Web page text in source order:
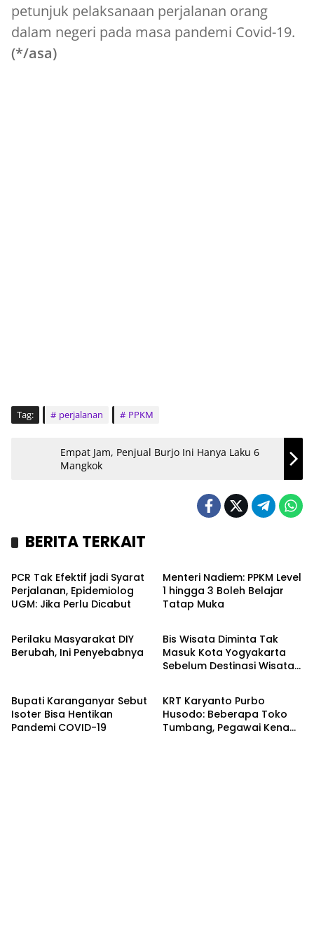
petunjuk pelaksanaan perjalanan orang
dalam negeri pada masa pandemi Covid-19.
(*/asa)
Tag: perjalanan PPKM
Empat Jam, Penjual Burjo Ini Hanya Laku 6
Mangkok
BERITA TERKAIT
Headline
PCR Tak Efektif jadi Syarat
Perjalanan, Epidemiolog
UGM: Jika Perlu Dicabut
Menteri Nadiem: PPKM Level
1 hingga 3 Boleh Belajar
Tatap Muka
Headline
Perilaku Masyarakat DIY
Berubah, Ini Penyebabnya
Kronika
Bis Wisata Diminta Tak
Masuk Kota Yogyakarta
Sebelum Destinasi Wisata
Bupati Karanganyar Sebut
Isoter Bisa Hentikan
Pandemi COVID-19
Headline
KRT Karyanto Purbo
Husodo: Beberapa Toko
Tumbang, Pegawai Kena